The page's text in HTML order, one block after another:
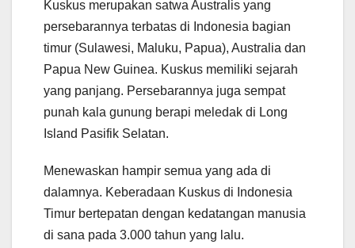
Kuskus merupakan satwa Australis yang
persebarannya terbatas di Indonesia bagian
timur (Sulawesi, Maluku, Papua), Australia dan
Papua New Guinea. Kuskus memiliki sejarah
yang panjang. Persebarannya juga sempat
punah kala gunung berapi meledak di Long
Island Pasifik Selatan.
Menewaskan hampir semua yang ada di
dalamnya. Keberadaan Kuskus di Indonesia
Timur bertepatan dengan kedatangan manusia
di sana pada 3.000 tahun yang lalu.